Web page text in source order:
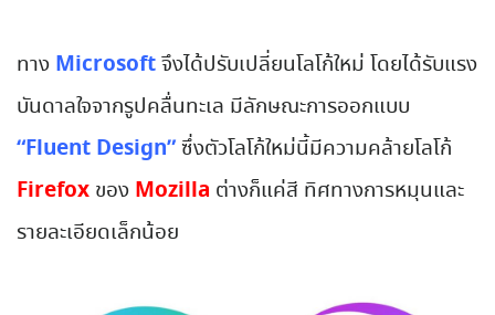
ทาง Microsoftจึงได้ปรับเปลี่ยนโลโก้ใหม่ โดยได้รับแรง
บันดาลใจจากรูปคลื่นทะเล มีลักษณะการออกแบบ
“Fluent Design”ซึ่งตัวโลโก้ใหม่นี้มีความคล้ายโลโก้
Firefox ของ Mozilla ต่างก็แค่สี ทิศทางการหมุนและ
รายละเอียดเล็กน้อย